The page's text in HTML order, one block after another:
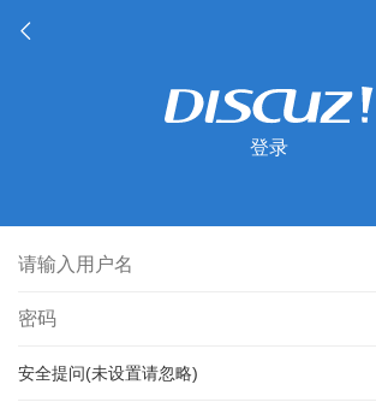
登录
安全提问(未设置请忽略)